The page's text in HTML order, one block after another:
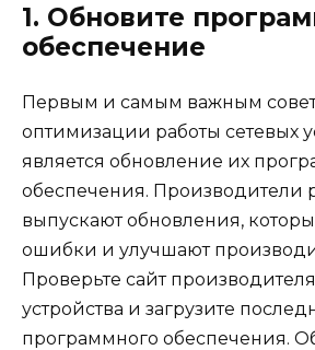
1. Обновите
обеспечение
Первым и самым важным
оптимизации работы сетевых
является обновление их
обеспечения. Производители
выпускают обновления,
ошибки и улучшают
Проверьте сайт
устройства и загрузите
программного обеспечения.